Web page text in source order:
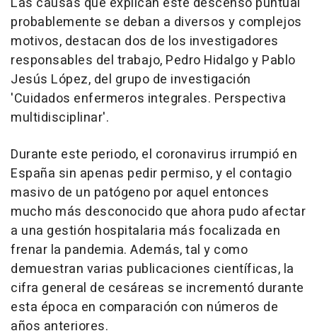
probablemente se deban a diversos y complejos
motivos, destacan dos de los investigadores
responsables del trabajo, Pedro Hidalgo y Pablo
Jesús López, del grupo de investigación
'Cuidados enfermeros integrales. Perspectiva
multidisciplinar'.
Durante este periodo, el coronavirus irrumpió en
España sin apenas pedir permiso, y el contagio
masivo de un patógeno por aquel entonces
mucho más desconocido que ahora pudo afectar
a una gestión hospitalaria más focalizada en
frenar la pandemia. Además, tal y como
demuestran varias publicaciones científicas, la
cifra general de cesáreas se incrementó durante
esta época en comparación con números de
años anteriores.